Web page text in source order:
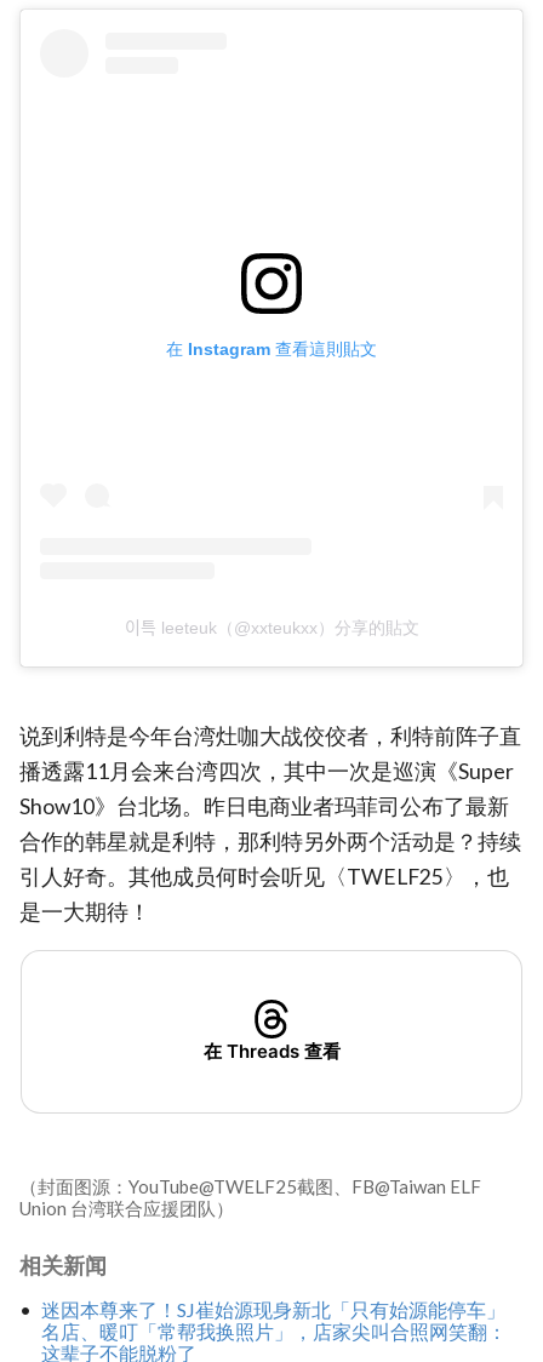
在 Instagram 查看這則貼文
이특 leeteuk（@xxteukxx）分享的貼文
说到利特是今年台湾灶咖大战佼佼者，利特前阵子直
播透露11月会来台湾四次，其中一次是巡演《Super
Show10》台北场。昨日电商业者玛菲司公布了最新
合作的韩星就是利特，那利特另外两个活动是？持续
引人好奇。其他成员何时会听见〈TWELF25〉，也
是一大期待！
在 Threads 查看
（封面图源：YouTube@TWELF25截图、FB@Taiwan ELF
Union 台湾联合应援团队）
相关新闻
迷因本尊来了！SJ崔始源现身新北「只有始源能停车」
名店、暖叮「常帮我换照片」，店家尖叫合照网笑翻：
这辈子不能脱粉了